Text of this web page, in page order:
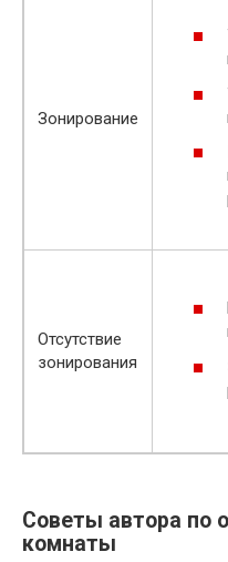
Зонирование
Отсутствие
зонирования
Советы автора по
комнаты